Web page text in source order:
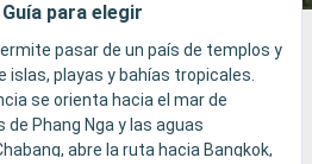
Buscar
para elegir
pasar de un país de templos y
islas, playas y bahías tropicales.
se orienta hacia el mar de
Phang Nga y las aguas
abre la ruta hacia Bangkok,